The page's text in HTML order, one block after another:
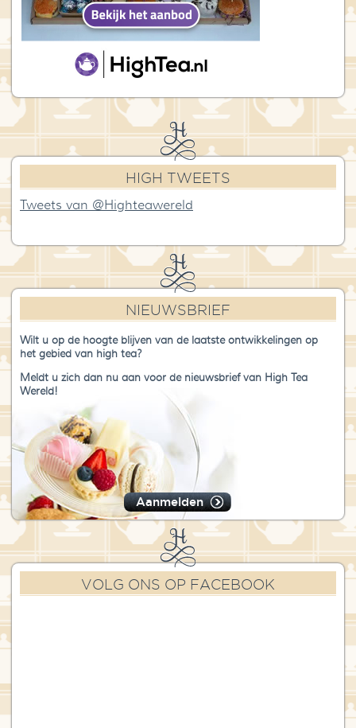
HIGH TWEETS
Tweets van @Highteawereld
NIEUWSBRIEF
Wilt u op de hoogte blijven van de laatste ontwikkelingen op
het gebied van high tea?
Meldt u zich dan nu aan voor de nieuwsbrief van High Tea
Wereld!
Aanmelden
VOLG ONS OP FACEBOOK